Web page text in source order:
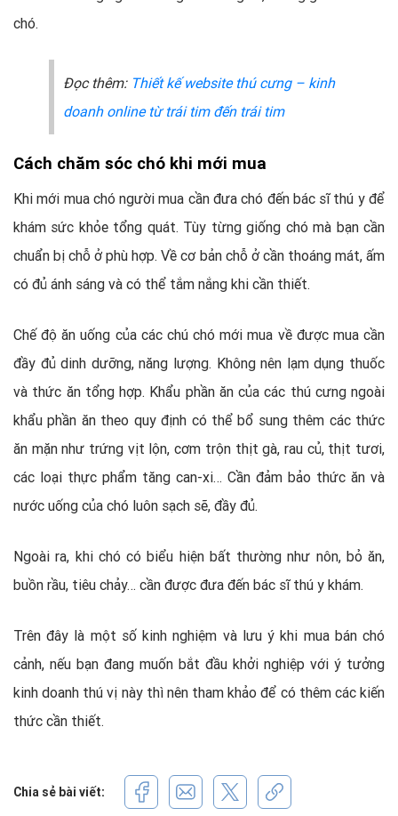
chó.
Đọc thêm: Thiết kế website thú cưng – kinh
doanh online từ trái tim đến trái tim
Cách chăm sóc chó khi mới mua
Khi mới mua chó người mua cần đưa chó đến bác sĩ thú y để
khám sức khỏe tổng quát. Tùy từng giống chó mà bạn cần
chuẩn bị chỗ ở phù hợp. Về cơ bản chỗ ở cần thoáng mát, ấm
có đủ ánh sáng và có thể tắm nắng khi cần thiết.
Chế độ ăn uống của các chú chó mới mua về được mua cần
đầy đủ dinh dưỡng, năng lượng. Không nên lạm dụng thuốc
và thức ăn tổng hợp. Khẩu phần ăn của các thú cưng ngoài
khẩu phần ăn theo quy định có thể bổ sung thêm các thức
ăn mặn như trứng vịt lộn, cơm trộn thịt gà, rau củ, thịt tươi,
các loại thực phẩm tăng can-xi… Cần đảm bảo thức ăn và
nước uống của chó luôn sạch sẽ, đầy đủ.
Ngoài ra, khi chó có biểu hiện bất thường như nôn, bỏ ăn,
buồn rầu, tiêu chảy… cần được đưa đến bác sĩ thú y khám.
Trên đây là một số kinh nghiệm và lưu ý khi mua bán chó
cảnh, nếu bạn đang muốn bắt đầu khởi nghiệp với ý tưởng
kinh doanh thú vị này thì nên tham khảo để có thêm các kiến
thức cần thiết.
Chia sẻ bài viết: